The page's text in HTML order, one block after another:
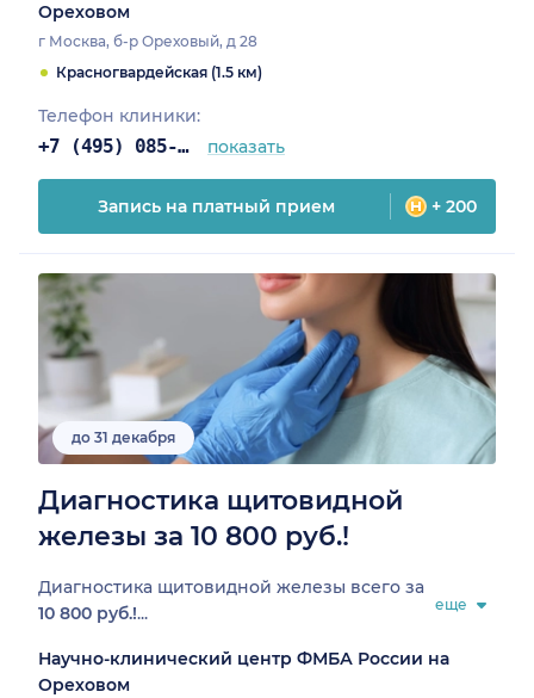
Ореховом
г Москва, б-р Ореховый, д 28
Красногвардейская (1.5 км)
Телефон клиники:
+7 (495) 085-25-03 показать
Запись на платный прием + 200
до 31 декабря
Диагностика щитовидной
железы за 10 800 руб.!
Диагностика щитовидной железы всего за
10 800 руб.!... еще
Научно-клинический центр ФМБА России на
Ореховом